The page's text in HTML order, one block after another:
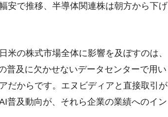
安で推移、半導体関連株は朝方から下げ
の株式市場全体に影響を及ぼすのは、
普及に欠かせないデータセンターで用い
だからです。エヌビディアと直接取引が
普及動向が、それら企業の業績へのイン